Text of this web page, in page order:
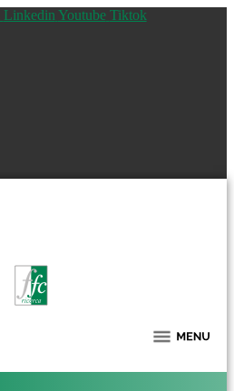
Linkedin Youtube Tiktok